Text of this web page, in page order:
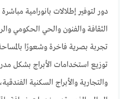
دور لتوفير إطلالات بانورامية
الثقافة والفنون والحي الحكومي
تجربة بصرية فاخرة وشعورًا
توزيع استخدامات الأبراج بشكل
والتجارية والأبراج السكنية